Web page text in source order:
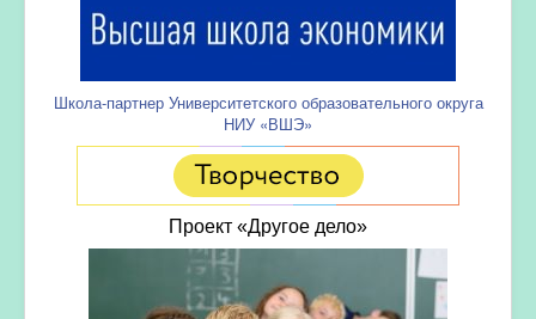
Школа-партнер Университетского образовательного округа
НИУ «ВШЭ»
Проект «Другое дело»